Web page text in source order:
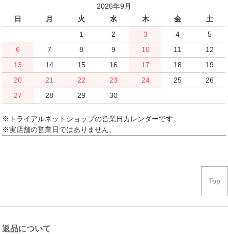
2026年9月
日
月 火 水 木 金
土
1
2 3 4
5
6
7 8 9 10 11
12
13
14 15 16 17 18
19
20
21 22 23 24 25
26
27
28 29 30
※トライアルネットショップの営業日カレンダーです。
※実店舗の営業日ではありません。
Top
返品について